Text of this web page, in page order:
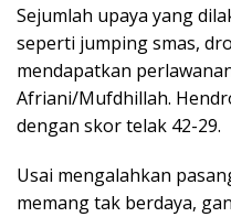
Sejumlah upaya yang
seperti jumping smas,
mendapatkan
Afriani/Mufdhillah.
dengan skor telak 42-29.
Usai mengalahkan
memang tak berdaya,